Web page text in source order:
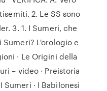
2. Le SS sono
3. 1. I Sumeri, che
L'orologio e
· Le Origini della
– video · Preistoria
Sumeri · I Babilonesi